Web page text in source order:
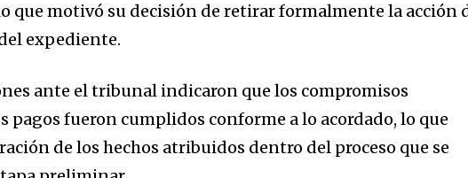
que motivó su decisión de retirar formalmente la acción
expediente.
ante el tribunal indicaron que los compromisos
pagos fueron cumplidos conforme a lo acordado, lo que
de los hechos atribuidos dentro del proceso que se